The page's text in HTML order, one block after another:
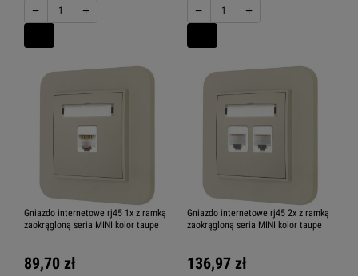
− + − +
Gniazdo internetowe rj45 1x z ramką
zaokrągloną seria MINI kolor taupe
89,70 zł
Gniazdo internetowe rj45 2x z ramką
zaokrągloną seria MINI kolor taupe
136,97 zł